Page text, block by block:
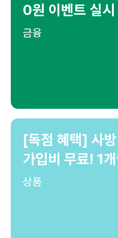
0원 이벤트 실시
금융
[독점 혜택] 사
가입비 무료! 1
상품